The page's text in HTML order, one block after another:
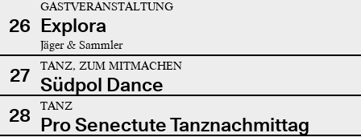
26
GASTVERANSTALTUNG
Explora
Jäger & Sammler
27 TANZ, ZUM MITMACHEN
Südpol Dance
28
TANZ
Pro Senectute Tanznachmittag